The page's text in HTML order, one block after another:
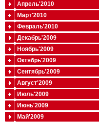
Апрель'2010
Март'2010
Февраль'2010
Декабрь'2009
Ноябрь'2009
Октябрь'2009
Сентябрь'2009
Август'2009
Июль'2009
Июнь'2009
Май'2009